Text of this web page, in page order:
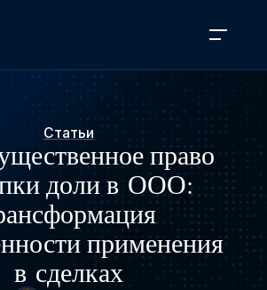
Статьи
право
доли в ООО:
применения
в сделках